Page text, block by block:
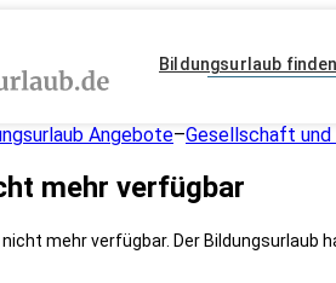
Bildungsurlaub finden
Angebote–Gesellschaft
mehr verfügbar
mehr verfügbar. Der